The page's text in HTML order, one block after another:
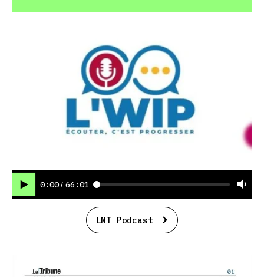
0:00 / 66:01
LNT Podcast